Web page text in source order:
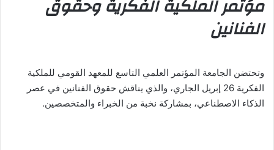
مؤتمر الملكية الفكرية وحقوق
الفنانين
وتحتضن الجامعة المؤتمر العلمي التاسع للمعهد القومي للملكية
الفكرية 26 إبريل الجاري، والذي يناقش حقوق الفنانين في عصر
الذكاء الاصطناعي، بمشاركة نخبة من الخبراء والمتخصصين.